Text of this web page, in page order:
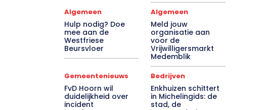
Algemeen
Hulp nodig? Doe
mee aan de
Westfriese
Beursvloer
Algemeen
Meld jouw
organisatie aan
voor de
Vrijwilligersmarkt
Medemblik
Gemeentenieuws
FvD Hoorn wil
duidelijkheid over
incident
Bedrijven
Enkhuizen schittert
in Michelingids: de
stad, de